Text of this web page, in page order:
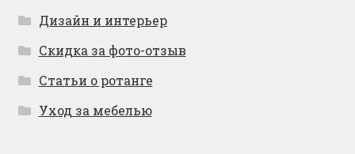
Дизайн и интерьер
Скидка за фото-отзыв
Статьи о ротанге
Уход за мебелью